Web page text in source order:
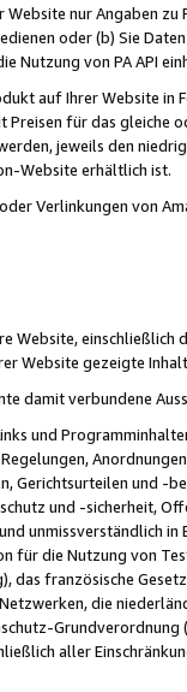
nur Angaben
oder (b) Sie
Nutzung von PA API
auf Ihrer Website
Preisen für das
jeweils den
Website erhältlich ist.
Verlinkungen von
Website,
Website gezeigte
damit verbundene
und
Gerichtsurteilen und -
und -sicherheit,
unmissverständlich
für die Nutzung von
das französische
die
aller